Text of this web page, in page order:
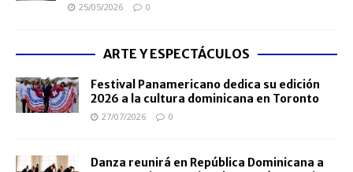
25/05/2026 0
ARTE Y ESPECTÁCULOS
Festival Panamericano dedica su edición
2026 a la cultura dominicana en Toronto
27/07/2026 0
Danza reunirá en República Dominicana a